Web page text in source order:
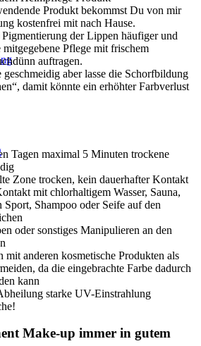
Produkt bekommst Du von mir
kostenfrei mit nach Hause.
der Lippen häufiger und
Pflege mit frischem
auftragen.
aber lasse die Schorfbildung
damit könnte ein erhöhter Farbverlust
Tagen maximal 5 Minuten trockene
Zone trocken, kein dauerhafter Kontakt
mit chlorhaltigem Wasser, Sauna,
Sport, Shampoo oder Seife auf den
oder sonstiges Manipulieren an den
mit anderen kosmetische Produkten als
da die eingebrachte Farbe dadurch
kann
starke UV-Einstrahlung
Make-up immer in gutem